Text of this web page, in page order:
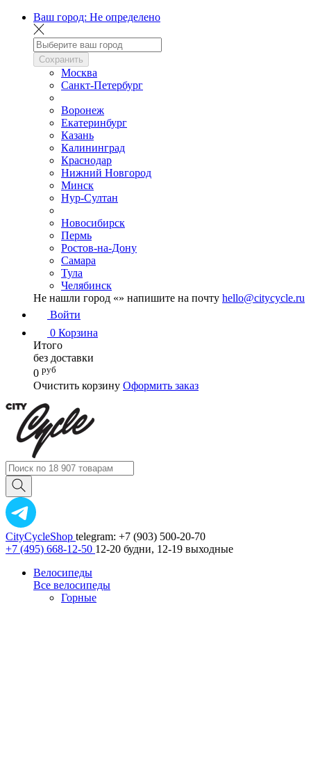
Ваш город: Не определено
Сохранить
Москва
Санкт-Петербург
Воронеж
Екатеринбург
Казань
Калининград
Краснодар
Нижний Новгород
Минск
Нур-Султан
Новосибирск
Пермь
Ростов-на-Дону
Самара
Тула
Челябинск
Не нашли город «» напишите на почту hello@citycycle.ru
Войти
0 Корзина
Итого
без доставки
0 руб
Очистить корзину Оформить заказ
CityCycleShop telegram: +7 (903) 500-20-70
+7 (495) 668-12-50 12-20 будни, 12-19 выходные
Велосипеды
Все велосипеды
Горные